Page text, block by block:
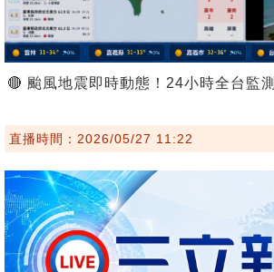
🔴 颱風地震即時動態！24小時全台監測
直播時間：2026/05/27 11:22